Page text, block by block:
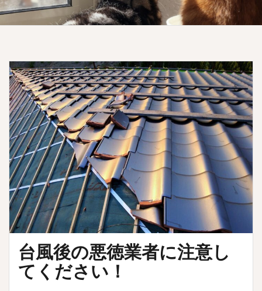
台風後の悪徳業者に注意し
てください！